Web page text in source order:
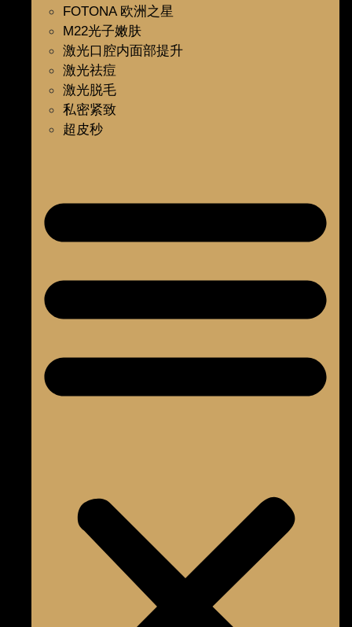
FOTONA 欧洲之星
M22光子嫩肤
激光口腔内面部提升
激光祛痘
激光脱毛
私密紧致
超皮秒